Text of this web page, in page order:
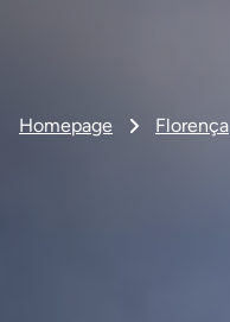
Homepage Florença